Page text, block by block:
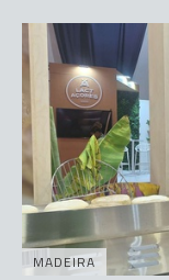
MADEIRA